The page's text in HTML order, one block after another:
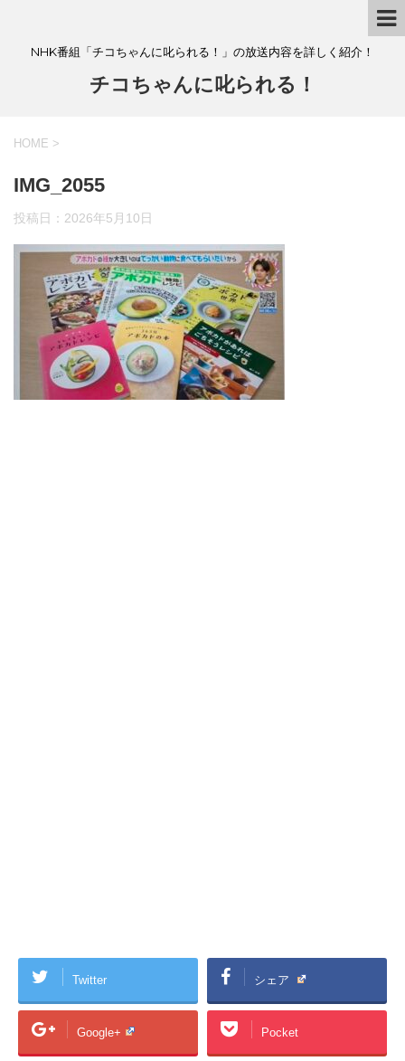
NHK番組「チコちゃんに叱られる！」の放送内容を詳しく紹介！
チコちゃんに叱られる！
HOME >
IMG_2055
投稿日： 2026年5月10日
Twitter シェア
Google+ Pocket